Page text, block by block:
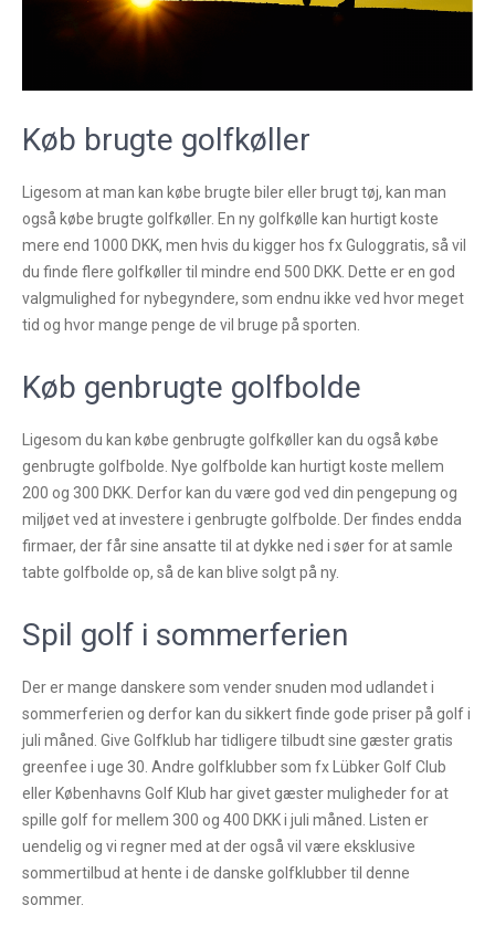
Køb brugte golfkøller
Ligesom at man kan købe brugte biler eller brugt tøj, kan man
også købe brugte golfkøller. En ny golfkølle kan hurtigt koste
mere end 1000 DKK, men hvis du kigger hos fx Guloggratis, så vil
du finde flere golfkøller til mindre end 500 DKK. Dette er en god
valgmulighed for nybegyndere, som endnu ikke ved hvor meget
tid og hvor mange penge de vil bruge på sporten.
Køb genbrugte golfbolde
Ligesom du kan købe genbrugte golfkøller kan du også købe
genbrugte golfbolde. Nye golfbolde kan hurtigt koste mellem
200 og 300 DKK. Derfor kan du være god ved din pengepung og
miljøet ved at investere i genbrugte golfbolde. Der findes endda
firmaer, der får sine ansatte til at dykke ned i søer for at samle
tabte golfbolde op, så de kan blive solgt på ny.
Spil golf i sommerferien
Der er mange danskere som vender snuden mod udlandet i
sommerferien og derfor kan du sikkert finde gode priser på golf i
juli måned. Give Golfklub har tidligere tilbudt sine gæster gratis
greenfee i uge 30. Andre golfklubber som fx Lübker Golf Club
eller Københavns Golf Klub har givet gæster muligheder for at
spille golf for mellem 300 og 400 DKK i juli måned. Listen er
uendelig og vi regner med at der også vil være eksklusive
sommertilbud at hente i de danske golfklubber til denne
sommer.